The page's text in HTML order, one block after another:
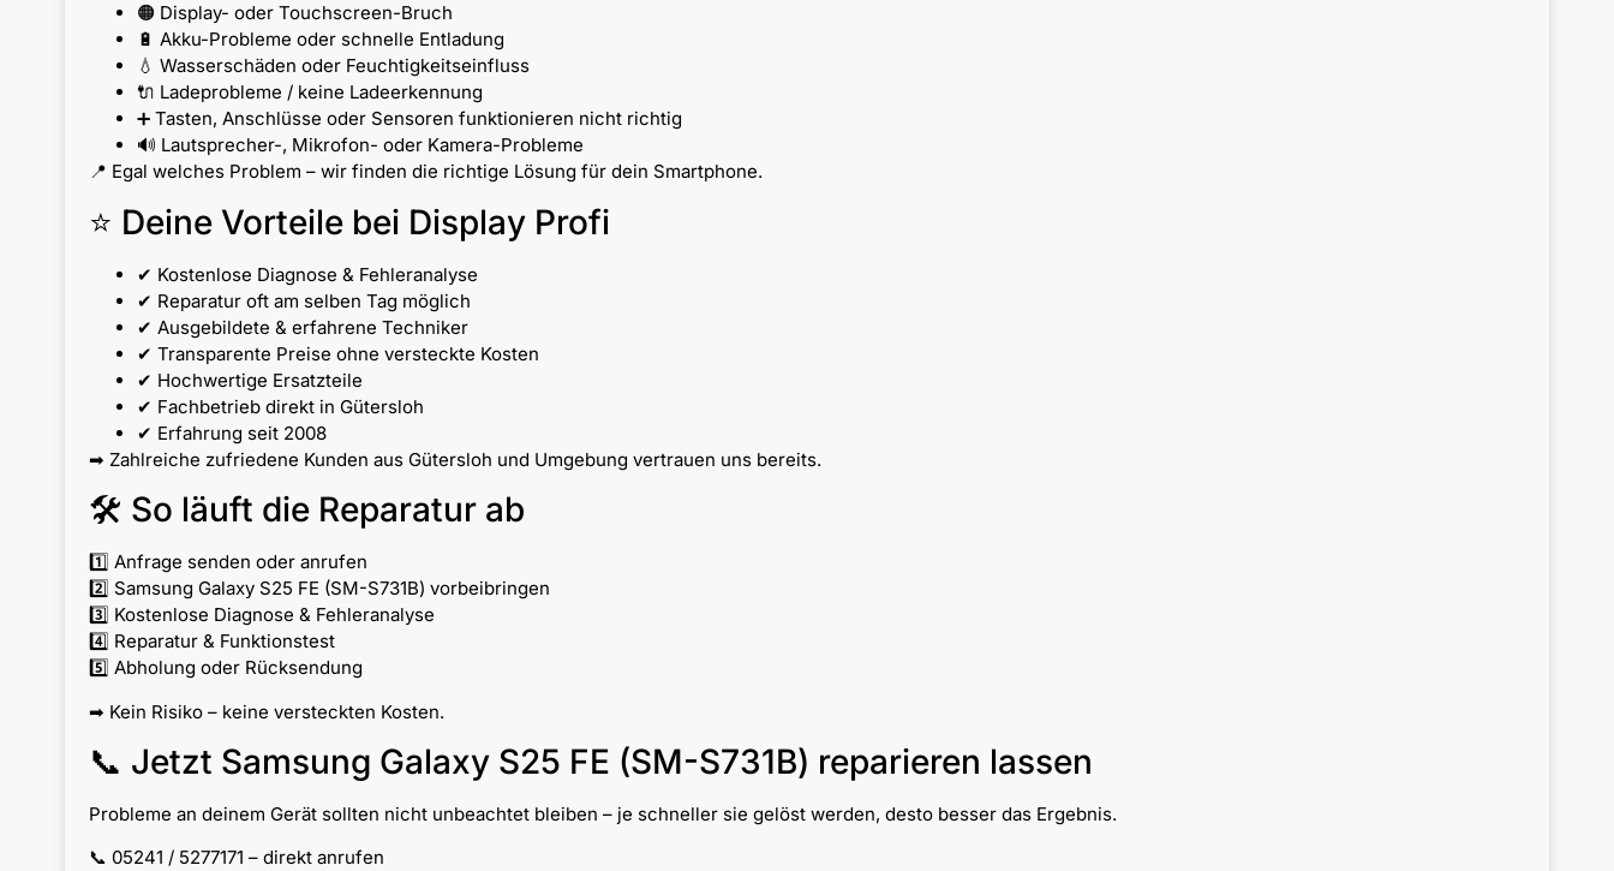
🟠 Display- oder Touchscreen-Bruch
🔋 Akku-Probleme oder schnelle Entladung
💧 Wasserschäden oder Feuchtigkeitseinfluss
🔌 Ladeprobleme / keine Ladeerkennung
➕ Tasten, Anschlüsse oder Sensoren funktionieren nicht richtig
🔊 Lautsprecher-, Mikrofon- oder Kamera-Probleme
📍 Egal welches Problem – wir finden die richtige Lösung für dein Smartphone.
⭐ Deine Vorteile bei Display Profi
✔ Kostenlose Diagnose & Fehleranalyse
✔ Reparatur oft am selben Tag möglich
✔ Ausgebildete & erfahrene Techniker
✔ Transparente Preise ohne versteckte Kosten
✔ Hochwertige Ersatzteile
✔ Fachbetrieb direkt in Gütersloh
✔ Erfahrung seit 2008
➡ Zahlreiche zufriedene Kunden aus Gütersloh und Umgebung vertrauen uns bereits.
🛠 So läuft die Reparatur ab
1️⃣ Anfrage senden oder anrufen
2️⃣ Samsung Galaxy S25 FE (SM-S731B) vorbeibringen
3️⃣ Kostenlose Diagnose & Fehleranalyse
4️⃣ Reparatur & Funktionstest
5️⃣ Abholung oder Rücksendung
➡ Kein Risiko – keine versteckten Kosten.
📞 Jetzt Samsung Galaxy S25 FE (SM-S731B) reparieren lassen
Probleme an deinem Gerät sollten nicht unbeachtet bleiben – je schneller sie gelöst werden, desto besser das Ergebnis.
📞 05241 / 5277171 – direkt anrufen